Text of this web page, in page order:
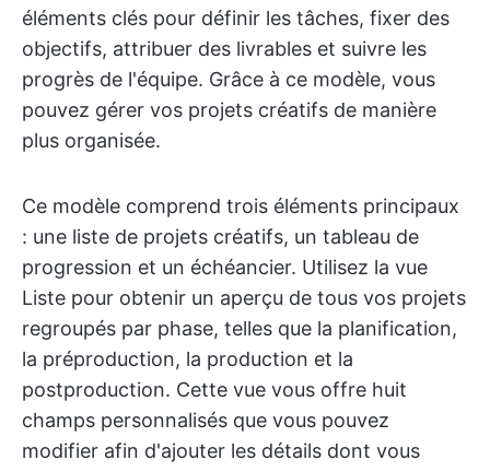
éléments clés pour définir les tâches, fixer des
objectifs, attribuer des livrables et suivre les
progrès de l'équipe. Grâce à ce modèle, vous
pouvez gérer vos projets créatifs de manière
plus organisée.
Ce modèle comprend trois éléments principaux
: une liste de projets créatifs, un tableau de
progression et un échéancier. Utilisez la vue
Liste pour obtenir un aperçu de tous vos projets
regroupés par phase, telles que la planification,
la préproduction, la production et la
postproduction. Cette vue vous offre huit
champs personnalisés que vous pouvez
modifier afin d'ajouter les détails dont vous